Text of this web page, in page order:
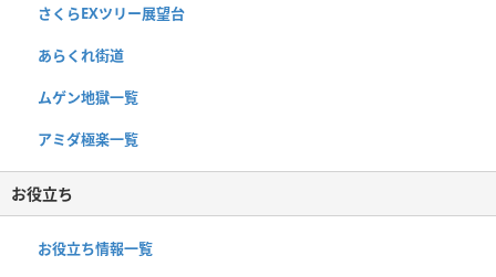
さくらEXツリー展望台
あらくれ街道
ムゲン地獄一覧
アミダ極楽一覧
お役立ち
お役立ち情報一覧